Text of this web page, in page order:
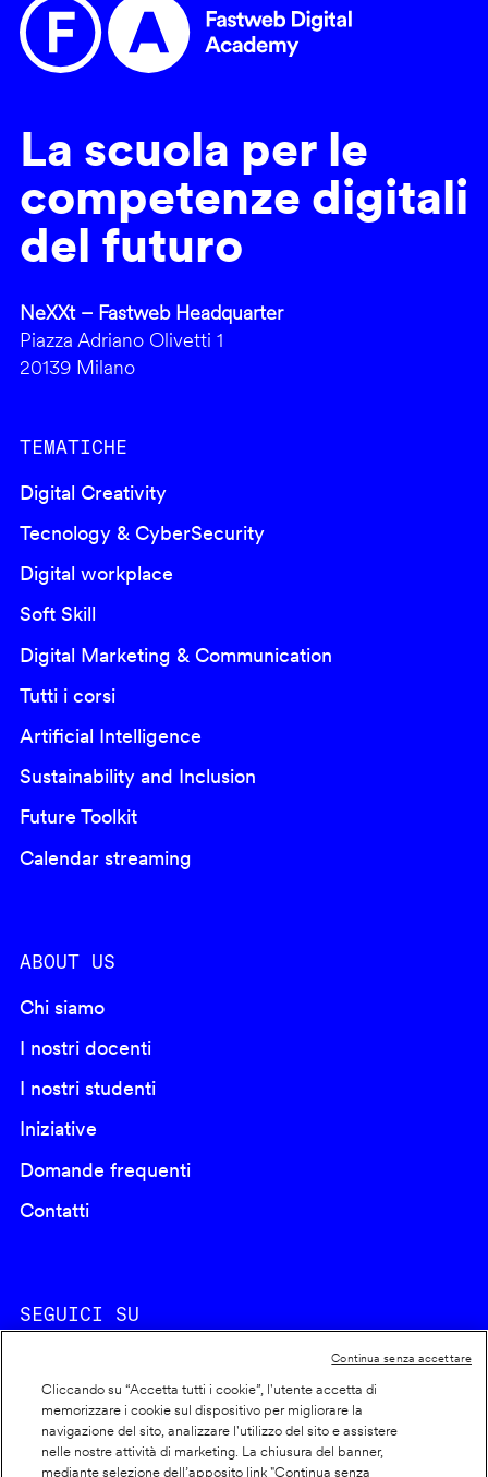
La scuola per le
competenze digitali
del futuro
NeXXt – Fastweb Headquarter
Piazza Adriano Olivetti 1
20139 Milano
TEMATICHE
Digital Creativity
Tecnology & CyberSecurity
Digital workplace
Soft Skill
Digital Marketing & Communication
Tutti i corsi
Artificial Intelligence
Sustainability and Inclusion
Future Toolkit
Calendar streaming
ABOUT US
Chi siamo
I nostri docenti
I nostri studenti
Iniziative
Domande frequenti
Contatti
SEGUICI SU
Cookie policy
Cliccando su “Accetta tutti i cookie”, l'utente accetta di
memorizzare i cookie sul dispositivo per migliorare la
navigazione del sito, analizzare l'utilizzo del sito e assistere
nelle nostre attività di marketing. La chiusura del banner,
mediante selezione dell’apposito link "Continua senza
Continua senza accettare